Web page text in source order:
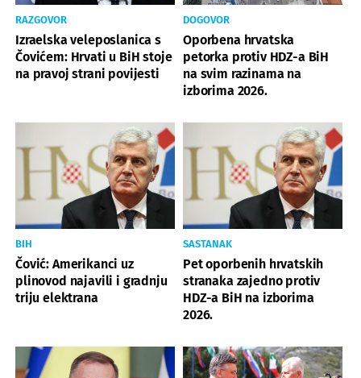
RAZGOVOR
Izraelska veleposlanica s
Čovićem: Hrvati u BiH stoje
na pravoj strani povijesti
DOGOVOR
Oporbena hrvatska
petorka protiv HDZ-a BiH
na svim razinama na
izborima 2026.
BIH
Čović: Amerikanci uz
plinovod najavili i gradnju
triju elektrana
SASTANAK
Pet oporbenih hrvatskih
stranaka zajedno protiv
HDZ-a BiH na izborima
2026.